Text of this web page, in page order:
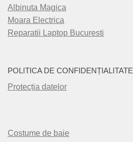
Albinuta Magica
Moara Electrica
Reparatii Laptop Bucuresti
POLITICA DE CONFIDENȚIALITATE
Protecția datelor
Costume de baie